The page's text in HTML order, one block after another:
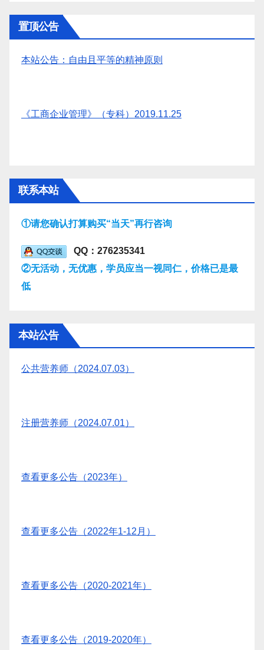
置顶公告
本站公告：自由且平等的精神原则
《工商企业管理》（专科）2019.11.25
联系本站
①请您确认打算购买“当天”再行咨询
QQ：276235341
②无活动，无优惠，学员应当一视同仁，价格已是最
低
本站公告
公共营养师（2024.07.03）
注册营养师（2024.07.01）
查看更多公告（2023年）
查看更多公告（2022年1-12月）
查看更多公告（2020-2021年）
查看更多公告（2019-2020年）